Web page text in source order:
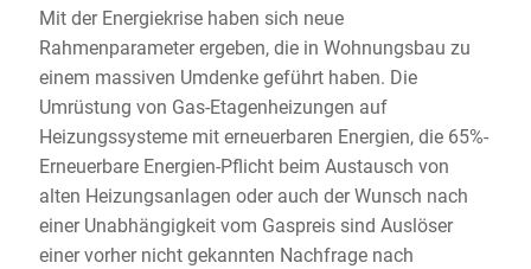
Mit der Energiekrise haben sich neue
Rahmenparameter ergeben, die in Wohnungsbau zu
einem massiven Umdenke geführt haben. Die
Umrüstung von Gas-Etagenheizungen auf
Heizungssysteme mit erneuerbaren Energien, die 65%-
Erneuerbare Energien-Pflicht beim Austausch von
alten Heizungsanlagen oder auch der Wunsch nach
einer Unabhängigkeit vom Gaspreis sind Auslöser
einer vorher nicht gekannten Nachfrage nach